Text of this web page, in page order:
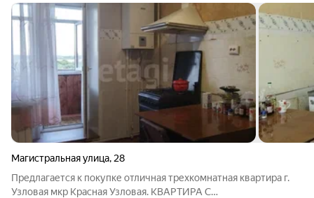
Магистральная улица, 28
Предлагается к покупке отличная трехкомнатная квартира г.
Узловая мкр Красная Узловая. КВАРТИРА С